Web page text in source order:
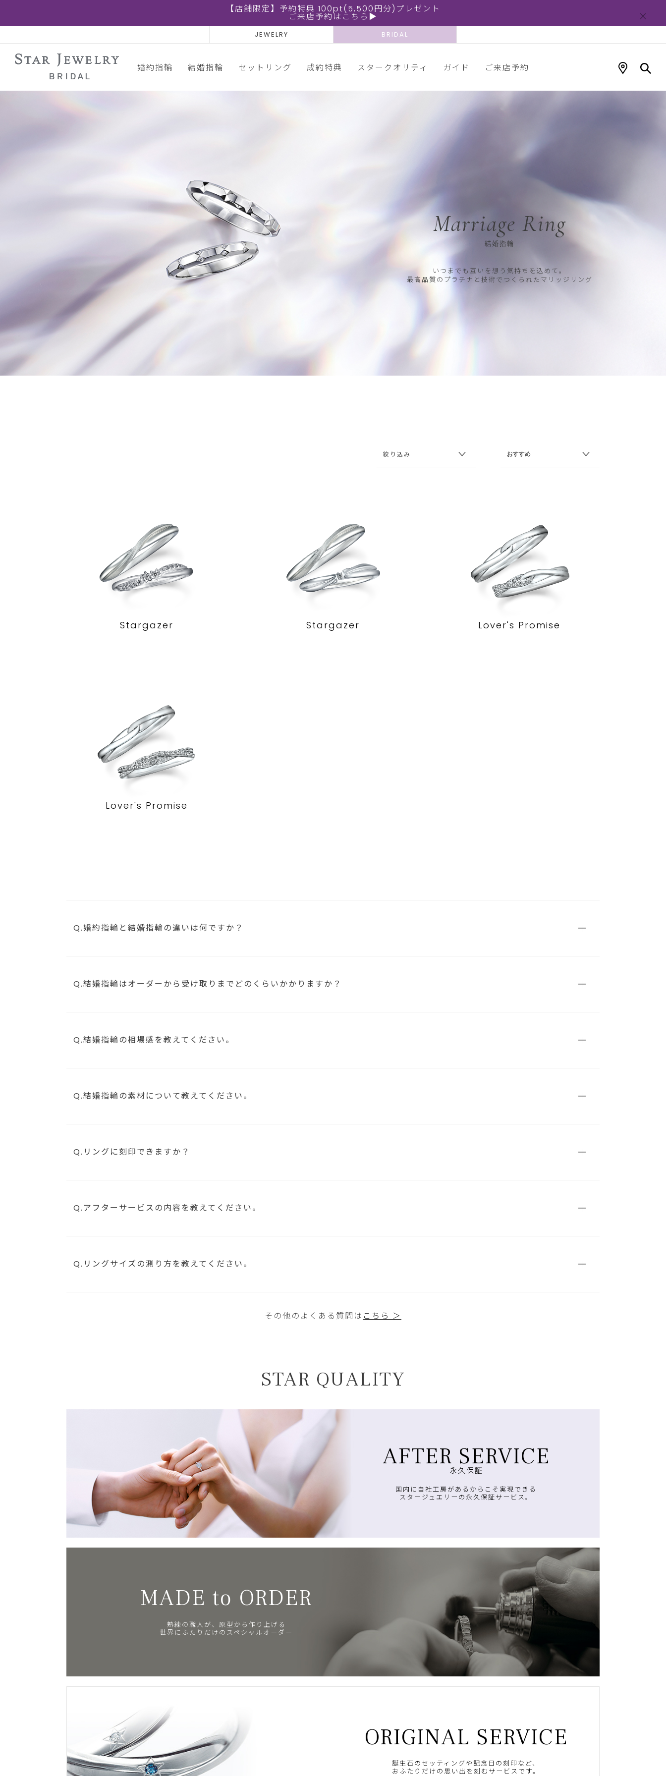
【店舗限定】予約特典 100pt(5,500円分)プレゼント
ご来店予約はこちら▶
JEWELRY BRIDAL
婚約指輪 結婚指輪 セットリング 成約特典 スタークオリティ ガイド ご来店予約
Marriage Ring
結婚指輪
いつまでも互いを想う気持ちを込めて。
最高品質のプラチナと技術でつくられたマリッジリング
絞り込み
Stargazer Stargazer Lover's Promise
Lover's Promise
Q.婚約指輪と結婚指輪の違いは何ですか？
Q.結婚指輪はオーダーから受け取りまで どのくらいかかりますか？
Q.結婚指輪の相場感を教えてください。
Q.結婚指輪の素材について教えてください。
Q.リングに刻印できますか？
Q.アフターサービスの内容を教えてください。
Q.リングサイズの測り方を教えてください。
その他のよくある質問は こちら ＞
STAR QUALITY
AFTER SERVICE
永久保証
国内に自社工房があるからこそ実現できる
スタージュエリーの永久保証サービス。
MADE to ORDER
熟練の職人が、原型から作り上げる
世界にふたりだけのスペシャルオーダー
ORIGINAL SERVICE
誕生石のセッティングや記念日の刻印など、
おふたりだけの思い出を刻むサービスです。